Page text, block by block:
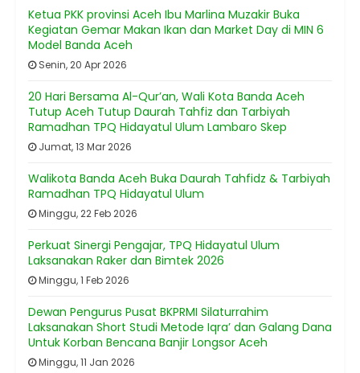
Ketua PKK provinsi Aceh Ibu Marlina Muzakir Buka
Kegiatan Gemar Makan Ikan dan Market Day di MIN 6
Model Banda Aceh
Senin, 20 Apr 2026
20 Hari Bersama Al-Qur’an, Wali Kota Banda Aceh
Tutup Aceh Tutup Daurah Tahfiz dan Tarbiyah
Ramadhan TPQ Hidayatul Ulum Lambaro Skep
Jumat, 13 Mar 2026
Walikota Banda Aceh Buka Daurah Tahfidz & Tarbiyah
Ramadhan TPQ Hidayatul Ulum
Minggu, 22 Feb 2026
Perkuat Sinergi Pengajar, TPQ Hidayatul Ulum
Laksanakan Raker dan Bimtek 2026
Minggu, 1 Feb 2026
Dewan Pengurus Pusat BKPRMI Silaturrahim
Laksanakan Short Studi Metode Iqra’ dan Galang Dana
Untuk Korban Bencana Banjir Longsor Aceh
Minggu, 11 Jan 2026